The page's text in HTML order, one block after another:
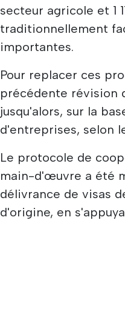
secteur agricole et 1
traditionnellement
importantes.
Pour replacer ces
précédente révision
jusqu'alors, sur la
d'entreprises, selon
Le protocole de
main-d'œuvre a été
délivrance de visas
d'origine, en